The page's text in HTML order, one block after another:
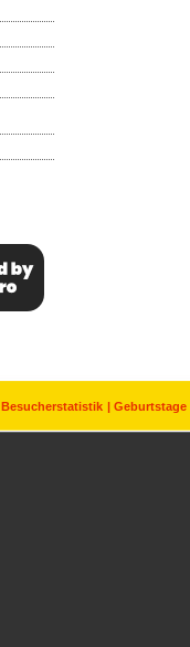
Besucherstatistik Geburtstage